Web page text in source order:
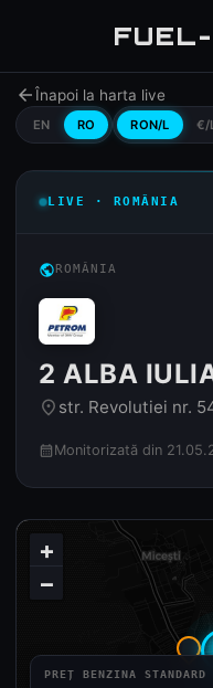
arrow_backÎnapoi la harta live
EN RO RON/L €/
LIVE · ROMÂNIA
publicROMÂNIA
2 ALBA
place str. Revolutiei nr.
calendar_month Monitorizată din
+
−
PREȚ BENZINA STANDARD